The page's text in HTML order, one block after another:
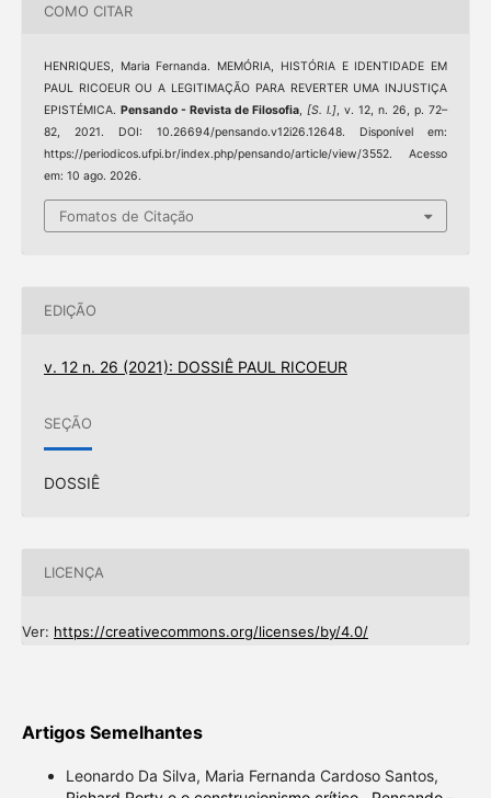
COMO CITAR
HENRIQUES, Maria Fernanda. MEMÓRIA, HISTÓRIA E IDENTIDADE EM
PAUL RICOEUR OU A LEGITIMAÇÃO PARA REVERTER UMA INJUSTIÇA
EPISTÉMICA. Pensando - Revista de Filosofia,[S. l.], v. 12, n. 26, p. 72–
82, 2021. DOI: 10.26694/pensando.v12i26.12648. Disponível em:
https://periodicos.ufpi.br/index.php/pensando/article/view/3552. Acesso
em: 10 ago. 2026.
Fomatos de Citação
EDIÇÃO
v. 12 n. 26 (2021): DOSSIÊ PAUL RICOEUR
SEÇÃO
DOSSIÊ
LICENÇA
Ver: https://creativecommons.org/licenses/by/4.0/
Artigos Semelhantes
Leonardo Da Silva, Maria Fernanda Cardoso Santos,